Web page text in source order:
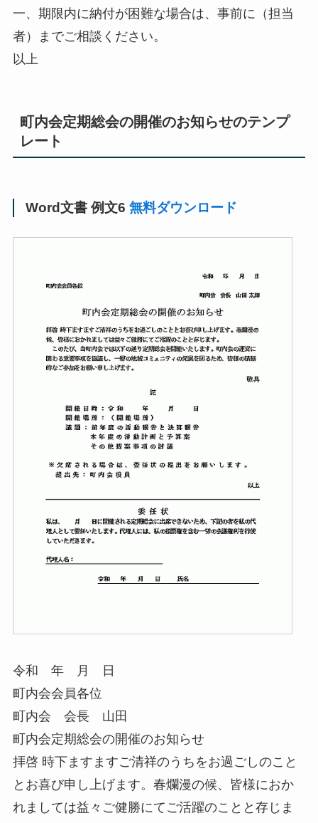
一、期限内に納付が困難な場合は、事前に（担当
者）までご相談ください。
以上
町内会定期総会の開催のお知らせのテンプ
レート
Word文書 例文6 無料ダウンロード
令和 年 月 日
町内会会員各位
町内会 会長 山田
町内会定期総会の開催のお知らせ
拝啓 時下ますますご清祥のうちをお過ごしのこと
とお喜び申し上げます。春爛漫の候、皆様におか
れましては益々ご健勝にてご活躍のことと存じま